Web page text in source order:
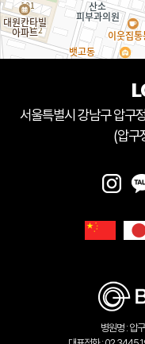
서울특별시 강남구 압구
(압구
병원명 : 압